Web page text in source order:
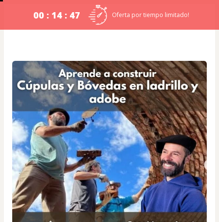
00 : 14 : 46 Oferta por tiempo limitado!